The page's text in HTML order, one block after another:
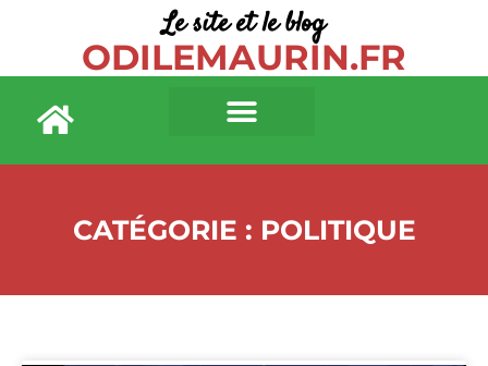
Le site et le blog
ODILEMAURIN.FR
CATÉGORIE : POLITIQUE